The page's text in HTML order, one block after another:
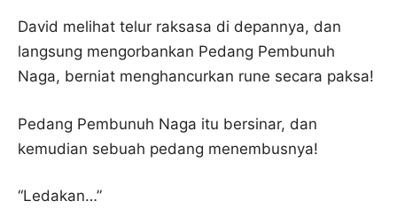
David melihat telur raksasa di depannya, dan
langsung mengorbankan Pedang Pembunuh
Naga, berniat menghancurkan rune secara paksa!
Pedang Pembunuh Naga itu bersinar, dan
kemudian sebuah pedang menembusnya!
“Ledakan…”